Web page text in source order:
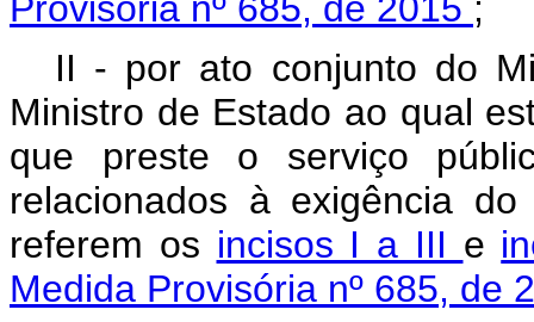
II - por ato conjunto do
Ministro de Estado ao qual
que preste o serviço
relacionados à exigência
referem os incisos I a III e
Medida Provisória nº 685, de